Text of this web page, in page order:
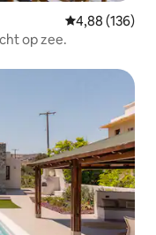
Gemiddelde
4,88 (136)
op zee.